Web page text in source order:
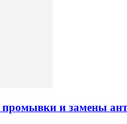
промывки и замены